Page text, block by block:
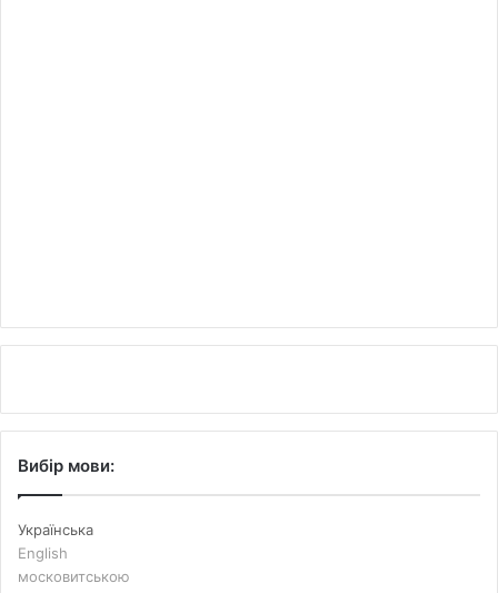
Вибір мови:
Українська
English
московитською